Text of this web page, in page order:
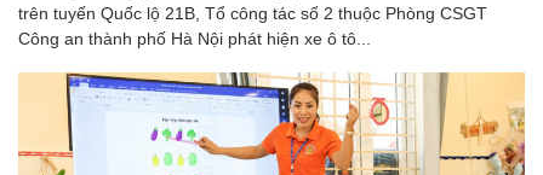
trên tuyến Quốc lộ 21B, Tổ công tác số 2 thuộc Phòng CSGT
Công an thành phố Hà Nội phát hiện xe ô tô...